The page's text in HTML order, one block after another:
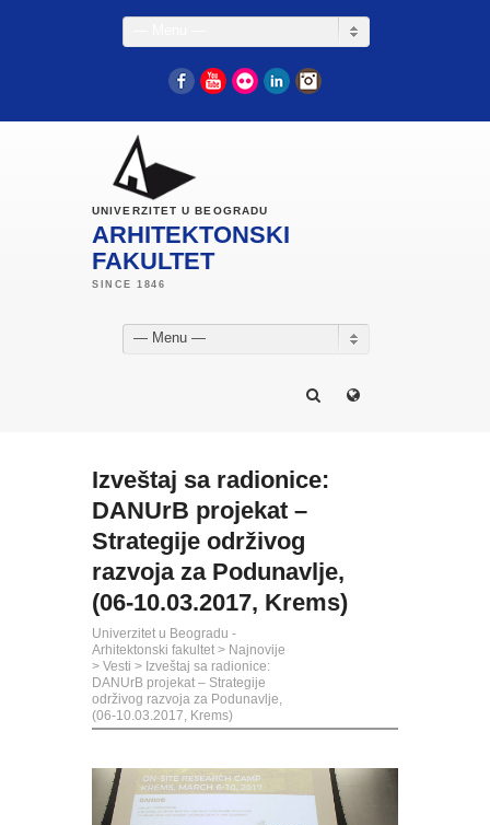
FacebookYouTube
Flickr LinkedIn
UNIVERZITET U BEOGRADU
ARHITEKTONSKI
FAKULTET
— Menu —
Izveštaj sa radionice:
DANUrB projekat –
Strategije održivog
razvoja za Podunavlje,
(06-10.03.2017, Krems)
Univerzitet u Beogradu -
Arhitektonski fakultet > Najnovije
> Vesti > Izveštaj sa radionice:
DANUrB projekat – Strategije
održivog razvoja za Podunavlje,
(06-10.03.2017, Krems)